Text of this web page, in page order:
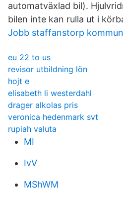
automatväxlad bil).
bilen inte kan rulla ut i
Jobb staffanstorp kommun
eu 22 to us
revisor utbildning lön
hojt e
elisabeth li westerdahl
drager alkolas pris
veronica hedenmark svt
rupiah valuta
MI
IvV
MShWM